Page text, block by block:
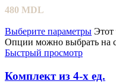
480 MDL
Выберите параметры Этот
Опции можно выбрать на
Быстрый просмотр
Комплект из 4-х ед.